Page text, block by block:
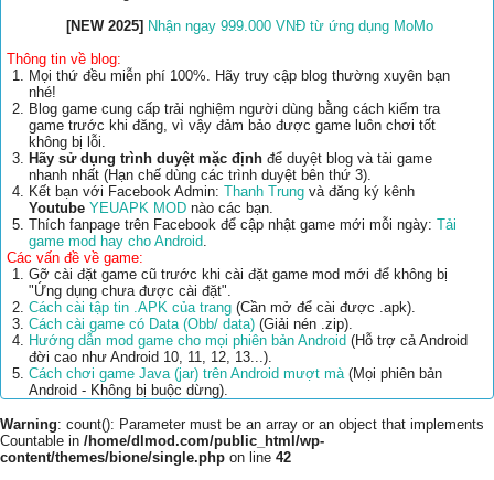
[NEW 2025] Nhận ngay 999.000 VNĐ từ ứng dụng MoMo
Thông tin về blog:
Mọi thứ đều miễn phí 100%. Hãy truy cập blog thường xuyên bạn
nhé!
Blog game cung cấp trải nghiệm người dùng bằng cách kiểm tra
game trước khi đăng, vì vậy đảm bảo được game luôn chơi tốt
không bị lỗi.
Hãy sử dụng trình duyệt mặc định để duyệt blog và tải game
nhanh nhất (Hạn chế dùng các trình duyệt bên thứ 3).
Kết bạn với Facebook Admin: Thanh Trung và đăng ký kênh
Youtube YEUAPK MOD nào các bạn.
Thích fanpage trên Facebook để cập nhật game mới mỗi ngày: Tải
game mod hay cho Android.
Các vấn đề về game:
Gỡ cài đặt game cũ trước khi cài đặt game mod mới để không bị
"Ứng dụng chưa được cài đặt".
Cách cài tập tin .APK của trang (Cần mở để cài được .apk).
Cách cài game có Data (Obb/ data) (Giải nén .zip).
Hướng dẫn mod game cho mọi phiên bản Android (Hỗ trợ cả Android
đời cao như Android 10, 11, 12, 13...).
Cách chơi game Java (jar) trên Android mượt mà(Mọi phiên bản
Android - Không bị buộc dừng).
Warning: count(): Parameter must be an array or an object that implements
Countable in /home/dlmod.com/public_html/wp-
content/themes/bione/single.php on line 42